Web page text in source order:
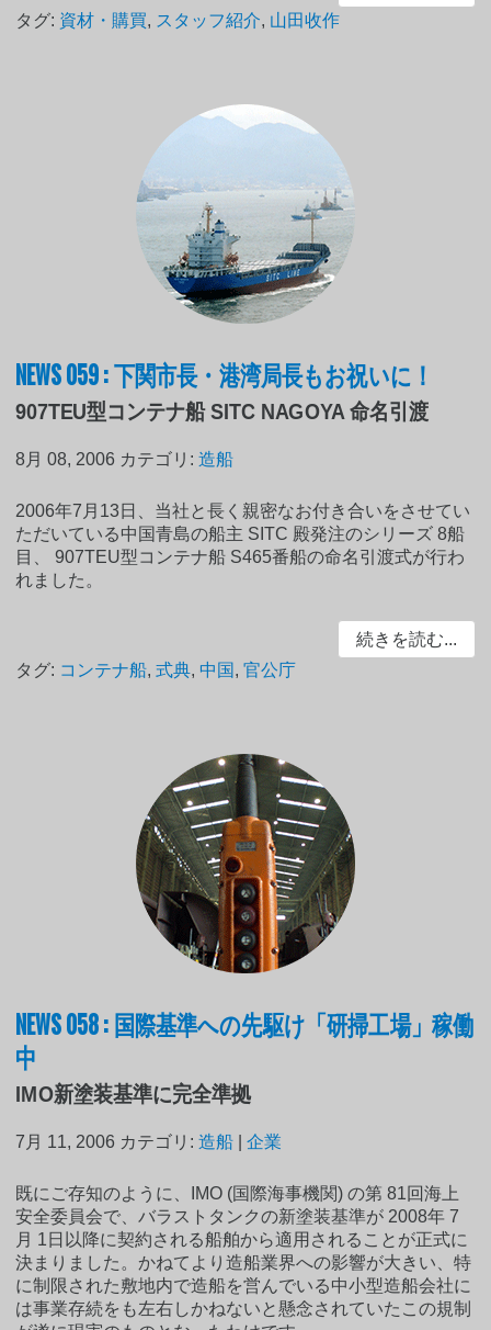
タグ: 資材・購買, スタッフ紹介, 山田收作
NEWS 059 : 下関市長・港湾局長もお祝いに！
907TEU型コンテナ船 SITC NAGOYA 命名引渡
8月 08, 2006 カテゴリ:造船
2006年7月13日、当社と長く親密なお付き合いをさせてい
ただいている中国青島の船主 SITC 殿発注のシリーズ 8船
目、 907TEU型コンテナ船 S465番船の命名引渡式が行わ
れました。
続きを読む...
タグ: コンテナ船,式典, 中国 ,官公庁
NEWS 058 : 国際基準への先駆け「研掃工場」稼働
中
IMO新塗装基準に完全準拠
7月 11, 2006 カテゴリ:造船 |企業
既にご存知のように、IMO (国際海事機関) の第 81回海上
安全委員会で、バラストタンクの新塗装基準が 2008年 7
月 1日以降に契約される船舶から適用されることが正式に
決まりました。かねてより造船業界への影響が大きい、特
に制限された敷地内で造船を営んでいる中小型造船会社に
は事業存続をも左右しかねないと懸念されていたこの規制